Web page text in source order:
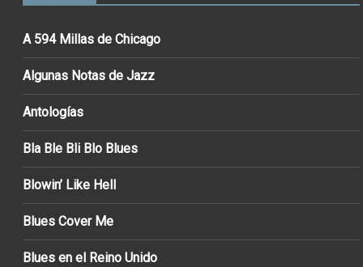
A 594 Millas de Chicago
Algunas Notas de Jazz
Antologías
Bla Ble Bli Blo Blues
Blowin’ Like Hell
Blues Cover Me
Blues en el Reino Unido